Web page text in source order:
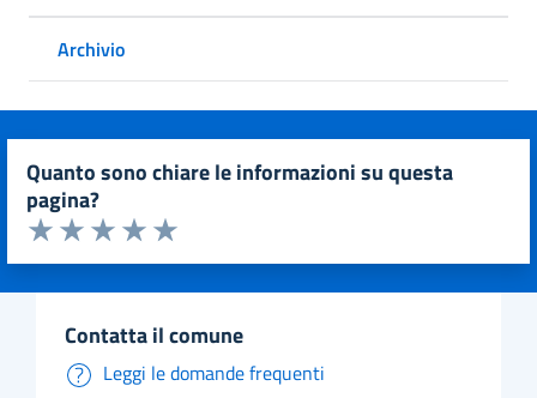
Archivio
quanto sono chiare le informazioni su questa
pagina?
Valuta da 1 a 5 stelle la pagina
Valuta 5 stelle su 5
Valuta 4 stelle su 5
Valuta 3 stelle su 5
Valuta 2 stelle su 5
Valuta 1 stelle su 5
contatta il comune
Leggi le domande frequenti